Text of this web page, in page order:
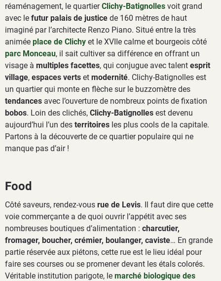
réaménagement, le quartierClichy-Batignolles voit grand
avec le futur palais de justice de 160 mètres de haut
imaginé par l’architecte Renzo Piano. Situé entre la très
animée place de Clichy et le XVIIe calme et bourgeois côté
parc Monceau, il sait cultiver sa différence en offrant un
visage à multiples facettes, qui conjugue avec talent esprit
village, espaces verts et modernité. Clichy-Batignolles est
un quartier qui monte en flèche sur le buzzomètre des
tendances avec l’ouverture de nombreux points de fixation
bobos. Loin des clichés, Clichy-Batignolles est devenu
aujourd’hui l’un des territoires les plus cools de la capitale.
Partons à la découverte de ce quartier populaire qui ne
manque pas d’air !
Food
Côté saveurs, rendez-vous rue de Levis. Il faut dire que cette
voie commerçante a de quoi ouvrir l’appétit avec ses
nombreuses boutiques d’alimentation : charcutier,
fromager, boucher, crémier, boulanger, caviste… En grande
partie réservée aux piétons, cette rue est le lieu idéal pour
faire ses courses ou se promener devant les étals colorés.
Véritable institution parigote, le marché biologique des